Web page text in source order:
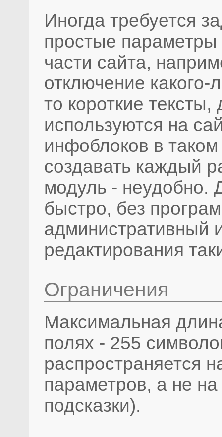
Иногда требуется
простые
части сайта,
отключение
то короткие
используются на
инфоблоков в
создавать каждый
модуль - неудобно.
быстро, без
административный
редактирования
Ограничения
Максимальная
полях - 255
распространяется
параметров, а не
подсказки).